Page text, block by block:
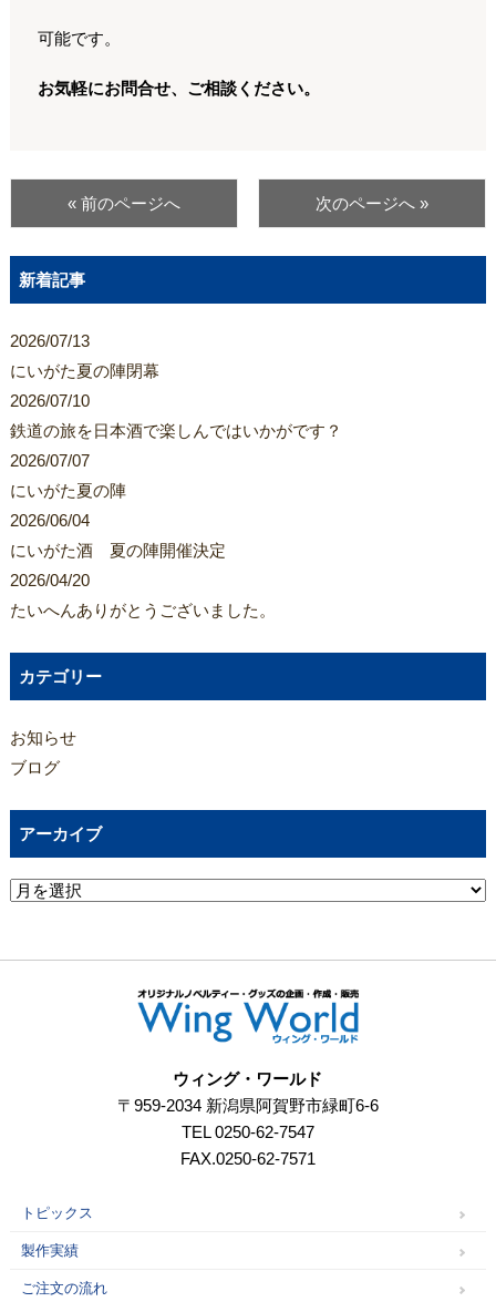
可能です。
お気軽にお問合せ、ご相談ください。
« 前のページへ 次のページへ »
新着記事
2026/07/13
にいがた夏の陣閉幕
2026/07/10
鉄道の旅を日本酒で楽しんではいかがです？
2026/07/07
にいがた夏の陣
2026/06/04
にいがた酒 夏の陣開催決定
2026/04/20
たいへんありがとうございました。
カテゴリー
お知らせ
ブログ
アーカイブ
ウィング・ワールド
〒959-2034 新潟県阿賀野市緑町6-6
TEL 0250-62-7547
FAX.0250-62-7571
トピックス
製作実績
ご注文の流れ